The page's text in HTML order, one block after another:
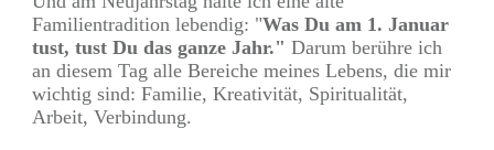
Familientradition lebendig: "Was Du am 1. Januar
tust, tust Du das ganze Jahr." Darum berühre ich
an diesem Tag alle Bereiche meines Lebens, die mir
wichtig sind: Familie, Kreativität, Spiritualität,
Arbeit, Verbindung.